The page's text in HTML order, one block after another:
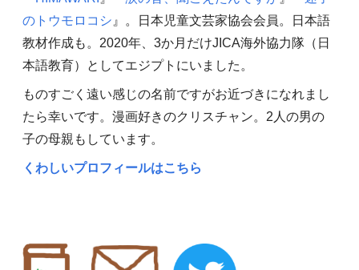
のトウモロコシ 』。日本児童文芸家協会会員。日本語
教材作成も。2020年、3か月だけJICA海外協力隊（日
本語教育）としてエジプトにいました。
ものすごく遠い感じの名前ですがお近づきになれまし
たら幸いです。漫画好きのクリスチャン。2人の男の
子の母親もしています。
くわしいプロフィールはこちら